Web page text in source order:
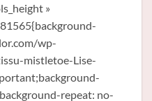
»
wp-
mistletoe-Lise-
repeat: no-